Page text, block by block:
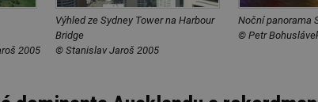
2005
Výhled ze Sydney Tower na Harbour
Bridge
© Stanislav Jaroš 2005
Noční panorama
© Petr